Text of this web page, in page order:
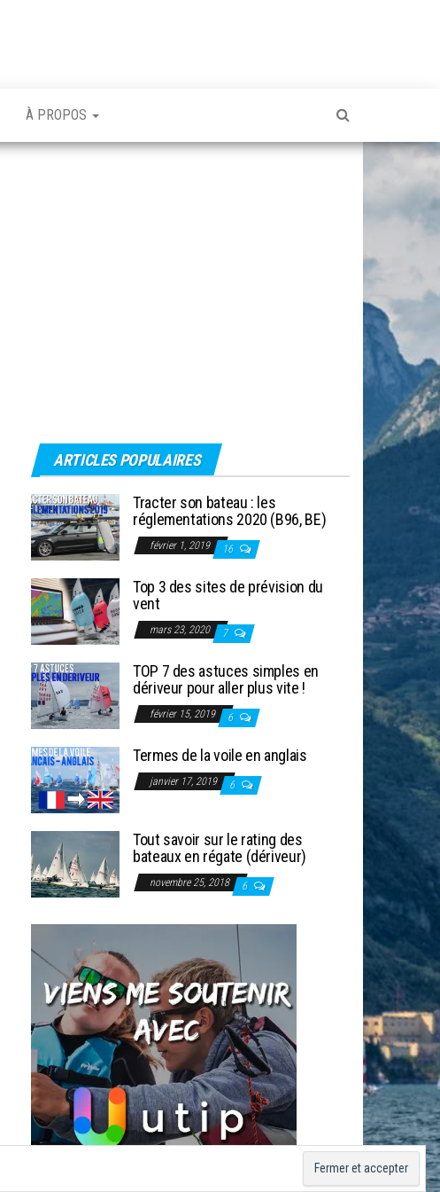
À PROPOS
ARTICLES POPULAIRES
Tracter son bateau : les
réglementations 2020 (B96, BE)
février 1, 2019 16
Top 3 des sites de prévision du
vent
mars 23, 2020 7
TOP 7 des astuces simples en
dériveur pour aller plus vite !
février 15, 2019 6
Termes de la voile en anglais
janvier 17, 2019 6
Tout savoir sur le rating des
bateaux en régate (dériveur)
novembre 25, 2018 6